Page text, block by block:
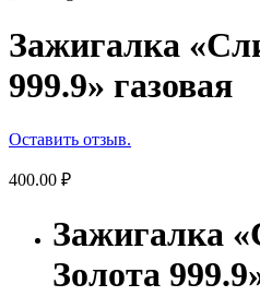
Зажигалка
999.9» газовая
Оставить отзыв.
400.00 ₽
Зажигалка
Золота